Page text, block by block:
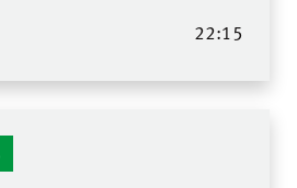
22:15